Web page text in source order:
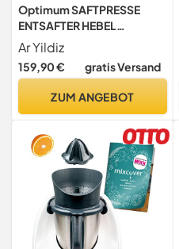
Optimum SAFTPRESSE
ENTSAFTER HEBEL
ORANGENPRESSE
ZITRUSPRESSE MANUELL
Model MOND
Ar Yildiz
159,90 € gratis Versand
ZUM ANGEBOT